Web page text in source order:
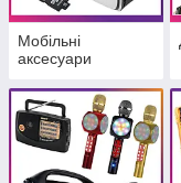
Мобільні
аксесуари